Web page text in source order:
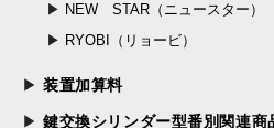
NEW STAR（ニュースター）
RYOBI（リョービ）
装置加算料
鍵交換シリンダー型番別関連商